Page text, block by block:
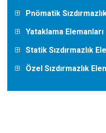
Pnömatik
Yataklama Elemanları
Statik Sızdırmazlık
Özel Sızdırmazlık